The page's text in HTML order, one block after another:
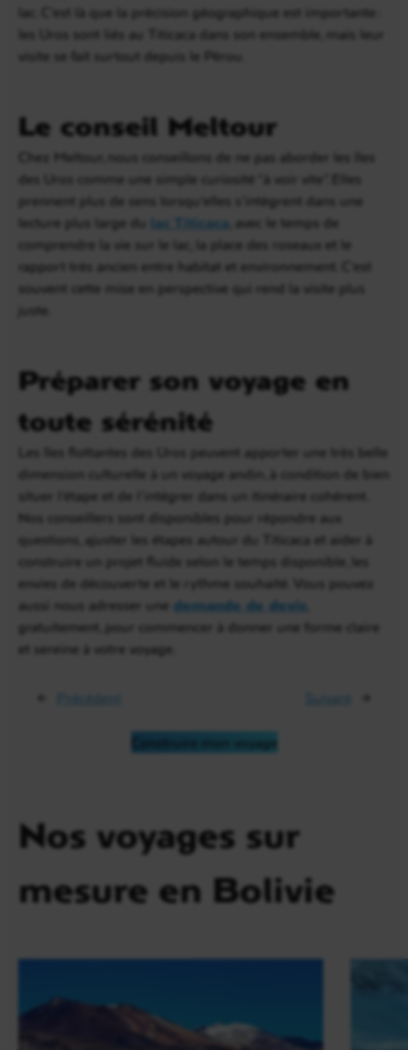
lac. C’est là que la précision géographique est importante :
les Uros sont liés au Titicaca dans son ensemble, mais leur
visite se fait surtout depuis le Pérou.
Le conseil Meltour
Chez Meltour, nous conseillons de ne pas aborder les îles
des Uros comme une simple curiosité “à voir vite”. Elles
prennent plus de sens lorsqu’elles s’intègrent dans une
lecture plus large du
lac Titicaca , avec le temps de
comprendre la vie sur le lac, la place des roseaux et le
rapport très ancien entre habitat et environnement. C’est
souvent cette mise en perspective qui rend la visite plus
juste.
Préparer son voyage en
toute sérénité
Les îles flottantes des Uros peuvent apporter une très belle
dimension culturelle à un voyage andin, à condition de bien
situer l’étape et de l’intégrer dans un itinéraire cohérent.
Nos conseillers sont disponibles pour répondre aux
questions, ajuster les étapes autour du Titicaca et aider à
construire un projet fluide selon le temps disponible, les
envies de découverte et le rythme souhaité. Vous pouvez
aussi nous adresser une demande de devis
gratuitement, pour commencer à donner une forme claire
et sereine à votre voyage.
← Suivant →
Construire mon voyage
Nos voyages sur
mesure en Bolivie